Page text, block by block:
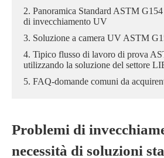
2. Panoramica Standard ASTM
di invecchiamento UV
3. Soluzione a camera UV ASTM
4. Tipico flusso di lavoro di prova
utilizzando la soluzione del settore
5. FAQ-domande comuni da
Problemi di
necessità di soluzioni